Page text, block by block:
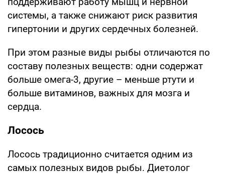
системы, а также снижают риск развития
гипертонии и других сердечных болезней.
При этом разные виды рыбы отличаются по
составу полезных веществ: одни содержат
больше омега-3, другие – меньше ртути и
больше витаминов, важных для мозга и
сердца.
Лосось
Лосось традиционно считается одним из
самых полезных видов рыбы. Диетолог